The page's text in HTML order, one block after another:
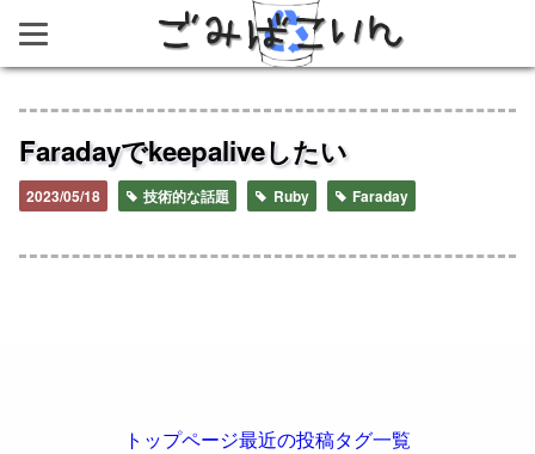
Faradayでkeepaliveしたい
2023/05/18 技術的な話題 Ruby Faraday
ごみばこいん
トップページ最近の投稿タグ一覧